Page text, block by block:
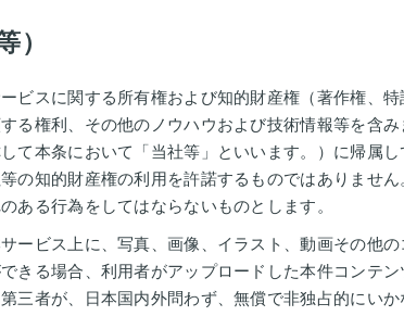
）
ビスに関する所有権および知的財産権（著作権、
る権利、その他のノウハウおよび技術情報等を含
て本条において「当社等」といいます。）に帰属
の知的財産権の利用を許諾するものではありませ
ある行為をしてはならないものとします。
ービス上に、写真、画像、イラスト、動画その他
きる場合、利用者がアップロードした本件コンテ
三者が、日本国内外問わず、無償で非独占的にい